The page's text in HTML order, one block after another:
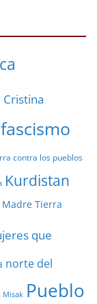
Cristina
fascismo
contra los pueblos
Kurdistan
Madre Tierra
que
norte del
Misak Pueblo